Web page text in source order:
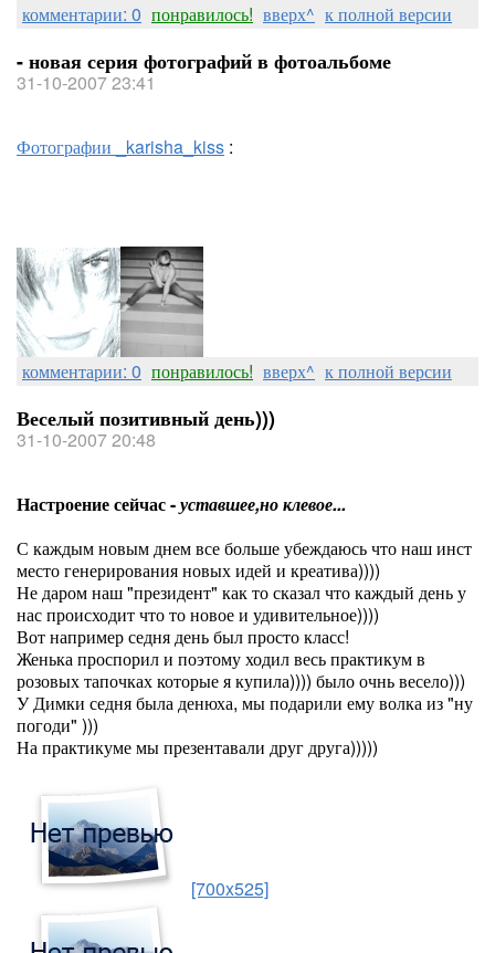
комментарии: 0 понравилось! вверх^ к полной версии
- новая серия фотографий в фотоальбоме
31-10-2007 23:41
Фотографии _karisha_kiss :
комментарии: 0 понравилось! вверх^ к полной версии
Веселый позитивный день)))
31-10-2007 20:48
Настроение сейчас -уставшее,но клевое...
С каждым новым днем все больше убеждаюсь что наш инст
место генерирования новых идей и креатива))))
Не даром наш "президент" как то сказал что каждый день у
нас происходит что то новое и удивительное))))
Вот например седня день был просто класс!
Женька проспорил и поэтому ходил весь практикум в
розовых тапочках которые я купила)))) было очнь весело)))
У Димки седня была денюха, мы подарили ему волка из "ну
погоди" )))
На практикуме мы презентавали друг друга)))))
[700x525]